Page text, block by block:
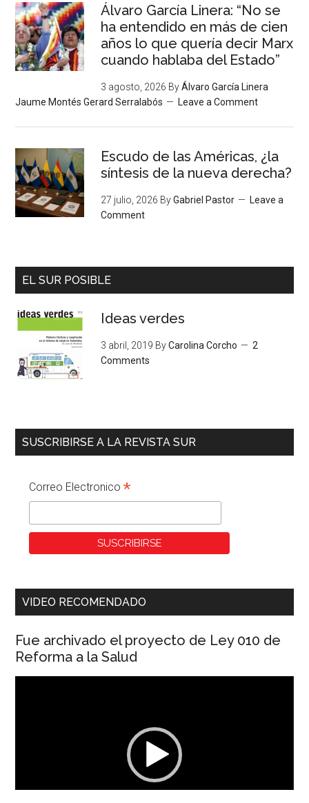
Álvaro García Linera: “No se
ha entendido en más de cien
años lo que quería decir Marx
cuando hablaba del Estado”
3 agosto, 2026 ByÁlvaro García Linera
Jaume Montés Gerard Serralabós
Leave a Comment
Escudo de las Américas, ¿la
síntesis de la nueva derecha?
27 julio, 2026 ByGabriel Pastor
Leave a
Comment
EL SUR POSIBLE
Ideas verdes
3 abril, 2019 ByCarolina Corcho
2
Comments
SUSCRIBIRSE A LA REVISTA SUR
Correo Electronico*
VIDEO RECOMENDADO
Fue archivado el proyecto de Ley 010 de
Reforma a la Salud